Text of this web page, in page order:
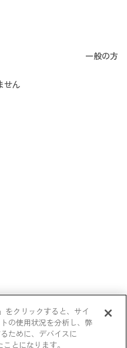
一般の方
せん
をクリックすると、サイ
の使用状況を分析し、弊
ために、デバイスに
とになります。